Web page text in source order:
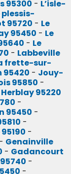
95300 - L’isle-
plessis-
95720 - Le
95450 - Le
- Le
- Labbeville
frette-sur-
95420 - Jouy-
95850 -
Herblay 95220
-
95450 -
-
-
- Genainville
- Gadancourt
-
-